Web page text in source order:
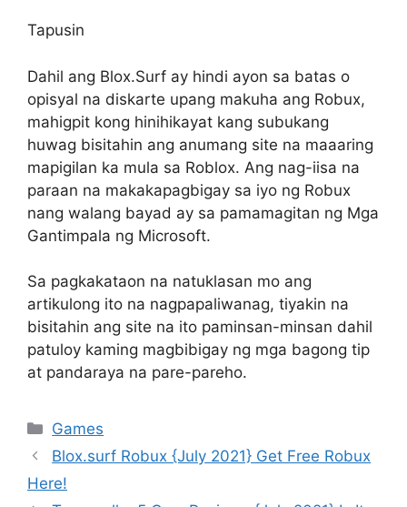
Tapusin
Dahil ang Blox.Surf ay hindi ayon sa batas o
opisyal na diskarte upang makuha ang Robux,
mahigpit kong hinihikayat kang subukang
huwag bisitahin ang anumang site na maaaring
mapigilan ka mula sa Roblox. Ang nag-iisa na
paraan na makakapagbigay sa iyo ng Robux
nang walang bayad ay sa pamamagitan ng Mga
Gantimpala ng Microsoft.
Sa pagkakataon na natuklasan mo ang
artikulong ito na nagpapaliwanag, tiyakin na
bisitahin ang site na ito paminsan-minsan dahil
patuloy kaming magbibigay ng mga bagong tip
at pandaraya na pare-pareho.
Games
Blox.surf Robux {July 2021} Get Free Robux
Here!